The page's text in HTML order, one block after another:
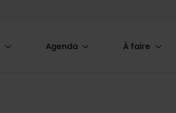
Agenda À faire